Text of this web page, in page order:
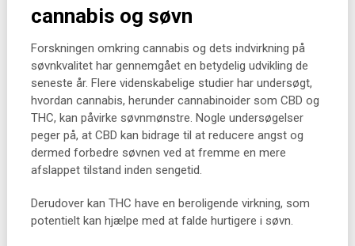
cannabis og søvn
Forskningen omkring cannabis og dets indvirkning på
søvnkvalitet har gennemgået en betydelig udvikling de
seneste år. Flere videnskabelige studier har undersøgt,
hvordan cannabis, herunder cannabinoider som CBD og
THC, kan påvirke søvnmønstre. Nogle undersøgelser
peger på, at CBD kan bidrage til at reducere angst og
dermed forbedre søvnen ved at fremme en mere
afslappet tilstand inden sengetid.
Derudover kan THC have en beroligende virkning, som
potentielt kan hjælpe med at falde hurtigere i søvn.